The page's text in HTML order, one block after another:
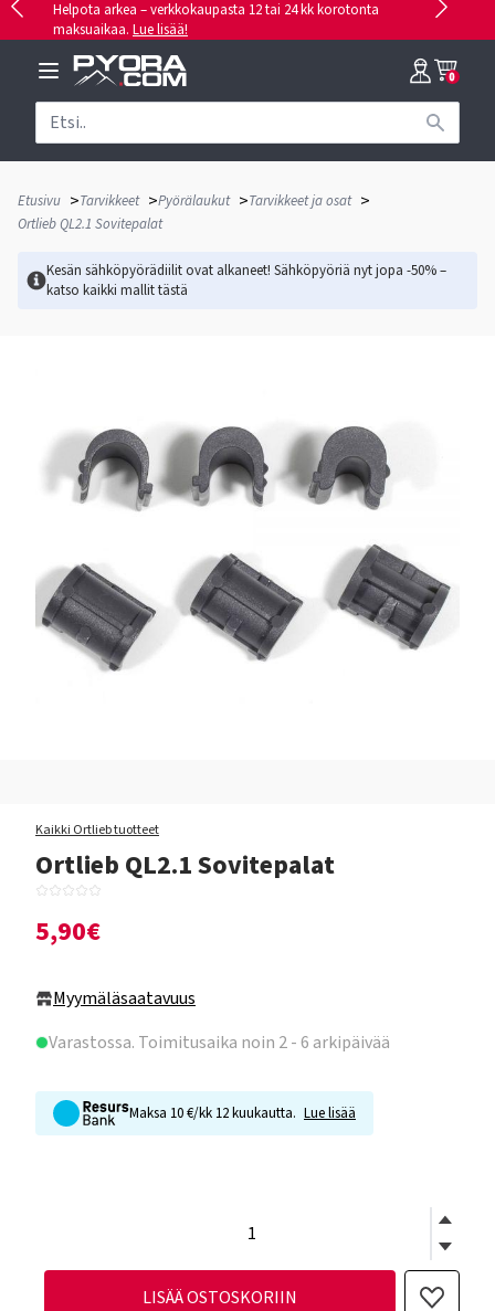
Helpota arkea – verkkokaupasta 12 tai 24 kk korotonta
maksuaikaa. Lue lisää!
0
Etusivu >Tarvikkeet >Pyörälaukut >Tarvikkeet ja osat >
Ortlieb QL2.1 Sovitepalat
Kesän sähköpyörädiilit ovat alkaneet! Sähköpyöriä nyt jopa -50% –
katso kaikki mallittästä
Kaikki Ortlieb tuotteet
Ortlieb QL2.1 Sovitepalat
5,90€
Myymäläsaatavuus
Varastossa. Toimitusaika noin 2 - 6 arkipäivää
Maksa 10 €/kk 12 kuukautta. Lue lisää
LISÄÄ OSTOSKORIIN